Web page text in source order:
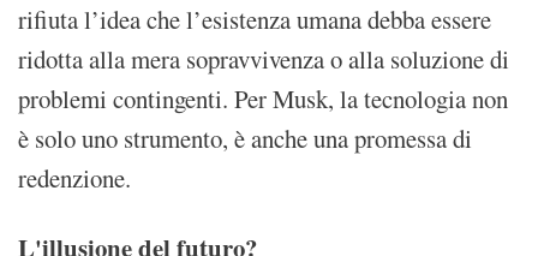
rifiuta l’idea che l’esistenza umana debba essere
ridotta alla mera sopravvivenza o alla soluzione di
problemi contingenti. Per Musk, la tecnologia non
è solo uno strumento, è anche una promessa di
redenzione.
L'illusione del futuro?